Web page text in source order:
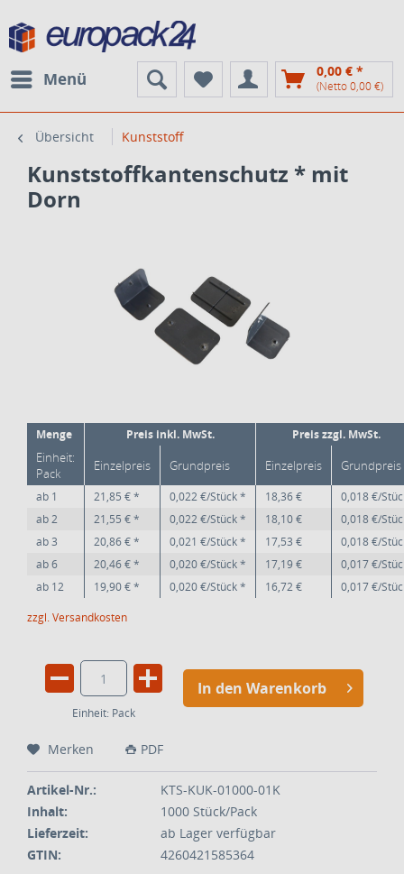
Menü 0,00 € *
(Netto 0,00 €)
Übersicht Kunststoff
Kunststoffkantenschutz * mit
Dorn
Menge Preis inkl. MwSt. Preis zzgl. MwSt.
Einheit:
Pack
Einzelpreis Grundpreis Einzelpreis Grundpreis
ab 1 21,85 € * 0,022 €/Stück * 18,36 €
0,018 €/
ab2 21,55 € * 0,022 €/Stück * 18,10 €
0,018 €/
ab3 20,86 € * 0,021 €/Stück * 17,53 €
0,018 €/
ab6 20,46 € * 0,020 €/Stück * 17,19 €
0,017 €/
ab 12 19,90 € * 0,020 €/Stück * 16,72 €
0,017 €/
zzgl. Versandkosten
Einheit: Pack
In den Warenkorb
Merken PDF
Artikel-Nr.:
KTS-KUK-01000-01K
Inhalt:
1000 Stück/Pack
Lieferzeit:
ab Lager verfügbar
GTIN:
4260421585364